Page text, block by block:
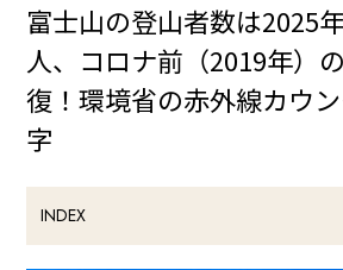
富士山の登山者数は2025
人、コロナ前（2019年）
復！環境省の赤外線カウ
字
INDEX